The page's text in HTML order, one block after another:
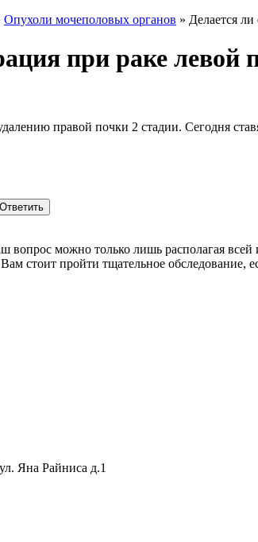
Опухоли мочеполовых органов » Делается
при раке левой
правой почки 2 стадии. Сегодня
Ответить
вопрос можно только лишь располагая
стоит пройти тщательное обследование,
Яна Райниса д.1